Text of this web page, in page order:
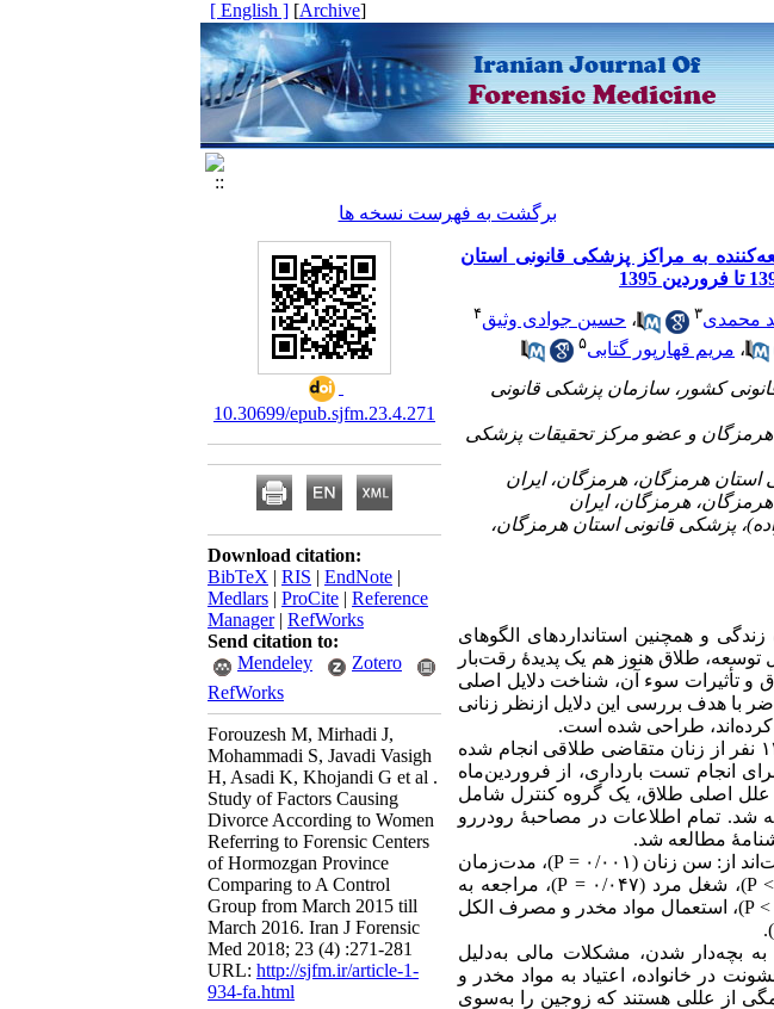
[
Archive
]
[ English ]
برگشت به فهرست نسخه ها
به مراکز پزشکی قانونی استان
محمدی۳ ، حسین جوادی وثیق۴
، مریم قهارپور گتابی۵
کشور، سازمان پزشکی قانونی
هرمزگان و عضو مرکز تحقیقات پزشکی
پزشکی قانونی استان هرمزگان،
و همچنین استانداردهای الگوهای
‌توسعه، طلاق هنوز هم یک پدیدۀ رقت‌بار
و تأثیرات سوء آن، شناخت دلایل اصلی
هدف بررسی این دلایل ازنظر زنانی
کرده‌اند، طراحی شده است.
روش بررسی: این مطالعۀ موردی- شاهدی روی ۱۴۴۲ نفر از زنان متقاضی طلاقی انجام شده
انجام تست بارداری، از فروردین‌ماه
برای تعیین علل اصلی طلاق، یک گروه کنترل شامل
شد. تمام اطلاعات در مصاحبۀ رودررو
مطالعه شد.
یافته‌ها: علل اصلی در میان زنان متقاضی طلاق عبارت‌اند از: سن زنان (۰/۰۰۱ = P)، مدت‌زمان
زندگی مشترک (۰/۰۰۱ > P)، تعداد فرزندان (۰/۰۰۱ > P)، شغل مرد (۰/۰۴۷ = P)، مراجعه به
مشاور خانواده (۰/۰۰۱ > P)، خشونت فیزیکی (۰/۰۰۱ > P)، استعمال مواد مخدر و مصرف الکل
به بچه‌دار شدن، مشکلات مالی به‌دلیل
در خانواده، اعتیاد به مواد مخدر و
از عللی هستند که زوجین را به‌سوی
10.30699/epub.sjfm.23.4.271
Download citation:
BibTeX | RIS | EndNote |
Medlars | ProCite | Reference
Manager| RefWorks
Send citation to:
Mendeley
Zotero
RefWorks
Forouzesh M, Mirhadi J,
Mohammadi S, Javadi Vasigh
H, Asadi K, Khojandi G et al .
Study of Factors Causing
Divorce According to Women
Referring to Forensic Centers
of Hormozgan Province
Comparing to A Control
Group from March 2015 till
March 2016. Iran J Forensic
Med 2018; 23 (4) :271-281
URL: http://sjfm.ir/article-1-
934-fa.html